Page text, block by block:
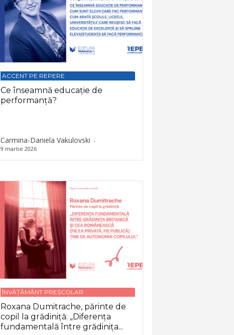
ACCENT PE REPERE
Ce înseamnă educație de
performanță?
Carmina-Daniela Vakulovski -
9 martie 2026
ÎNVĂȚĂMÂNT PREȘCOLAR
Roxana Dumitrache, părinte de
copil la grădiniță: „Diferența
fundamentală între grădinița...